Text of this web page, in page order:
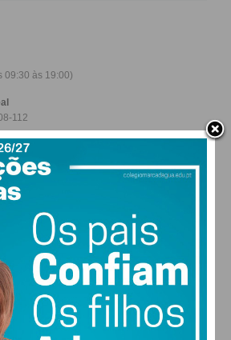
0
Followers
1,2k
Subscribers
577
Readers